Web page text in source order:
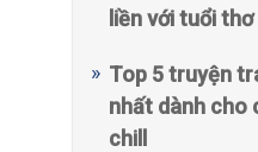
liền với tuổi
Top 5 truyện
nhất dành cho
chill